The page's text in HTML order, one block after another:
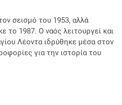
σεισμό του 1953, αλλά
το 1987. Ο ναός λειτουργεί και
Λέοντα ιδρύθηκε μέσα στον
για την ιστορία του